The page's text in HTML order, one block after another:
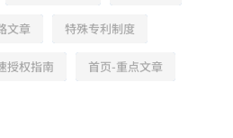
文章 特殊专利制度
授权指南 首页-重点文章